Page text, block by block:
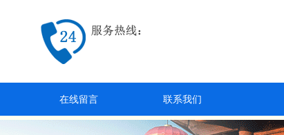
在线留言 联系我们